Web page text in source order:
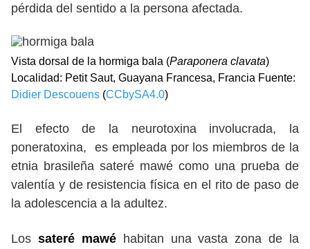
pérdida del sentido a la persona afectada.
Vista dorsal de la hormiga bala (Paraponera clavata)
Localidad: Petit Saut, Guayana Francesa, Francia Fuente:
Didier Descouens (CCbySA4.0)
El efecto de la neurotoxina involucrada, la
poneratoxina, es empleada por los miembros de la
etnia brasileña sateré mawé como una prueba de
valentía y de resistencia física en el rito de paso de
la adolescencia a la adultez.
Los sateré mawéhabitan una vasta zona de la